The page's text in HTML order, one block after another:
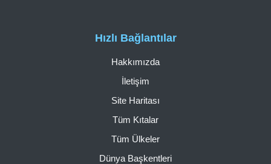
Hızlı Bağlantılar
Hakkımızda
İletişim
Site Haritası
Tüm Kıtalar
Tüm Ülkeler
Dünya Başkentleri